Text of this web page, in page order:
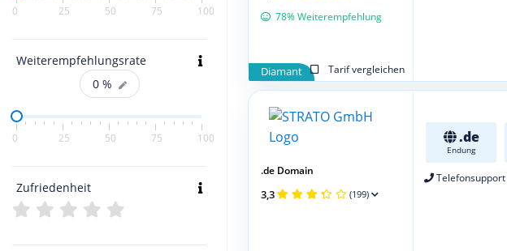
0 25 50 75 100
Weiterempfehlungsrate
0 %
0 25 50 75 100
Zufriedenheit
Diamant Tarif vergleichen
78% Weiterempfehlung
.de
Endung
Telefonsupport
.de Domain
3,3 (199)